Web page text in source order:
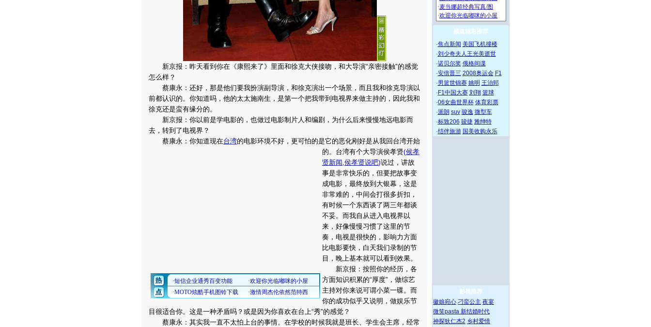
新京报：昨天看到你在《康熙来了》里面和徐克大侠接吻，和大导演“亲密接触”的感觉
怎么样？
蔡康永：还好，那是他们要我扮演副导演，和徐克演出一个场景，而且我和徐克导演以
前都认识的。你知道吗，他的太太施南生，是第一个把我带到电视界来做主持的，因此我和
徐克还是蛮有缘分的。
新京报：你以前是学电影的，也做过电影制片人和编剧，为什么后来慢慢地远电影而
去，转到了电视界？
蔡康永：你知道现在台湾的电影环境不好，更可怕的是它的恶化刚好是从我回台湾开始
的。 台湾有个大导演侯孝贤(侯孝
贤新闻 侯孝贤说吧)说过，讲故
事是非常快乐的，但要把故事变
成电影，最终放到大银幕，这是
非常难的，中间会打很多折扣，
有时候一个东西谈了两三年都谈
不妥。而我自从进入电视界以
来，好像慢慢习惯了这里的节
奏，电视是很快的，影响力方面
比电影要快，白天我们录制的节
目，晚上基本就可以看到效果。
新京报：按照你的经历，各
方面知识积累的“厚度”，做综艺
主持对你来说可谓小菜一碟。而
你的成功似乎又说明，做娱乐节
目很适合你。这是一种矛盾吗？或是因为你喜欢在台上“秀”的感觉？
蔡康永：其实我一直不太怕上台的事情。在学校的时候我就是班长、学生会主席，经常
频道精彩推荐
·焦点新闻 美国飞机撞楼
·刘少奇夫人王光美逝世
·诺贝尔奖 俄格间谍
·安倍晋三 2008奥运会 F1
·男篮世锦赛 姚明 王治郅
· F1中国大赛 刘翔 篮球
·06女曲世界杯 体育彩票
·派朗 suv 骏逸 微型车
·标致206 骏捷 雅绅特
·结伴旅游 国美收购永乐
影视推荐
徽娘宛心 刁蛮公主 夜宴
微笑pasta 新结婚时代
神探狄仁杰2 乡村爱情